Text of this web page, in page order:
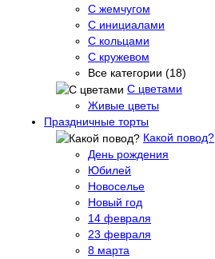
С жемчугом
С инициалами
С кольцами
С кружевом
Все категории (18)
С цветами
Живые цветы
Праздничные торты
Какой повод?
День рождения
Юбилей
Новоселье
Новый год
14 февраля
23 февраля
8 марта